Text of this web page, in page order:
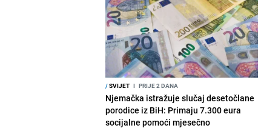
/SVIJET I PRIJE 2 DANA
Njemačka istražuje slučaj desetočlane
porodice iz BiH: Primaju 7.300 eura
socijalne pomoći mjesečno